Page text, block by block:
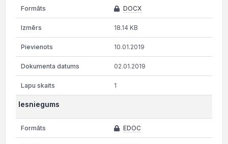
DOCX
18.14 KB
10.01.2019
02.01.2019
1
Iesniegums
EDOC